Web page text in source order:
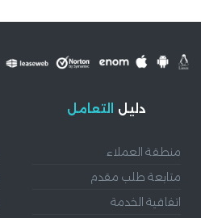
دليل التعامل
منطقة العملاء
متابعة طلب مقدم
اتفاقية الخدمة